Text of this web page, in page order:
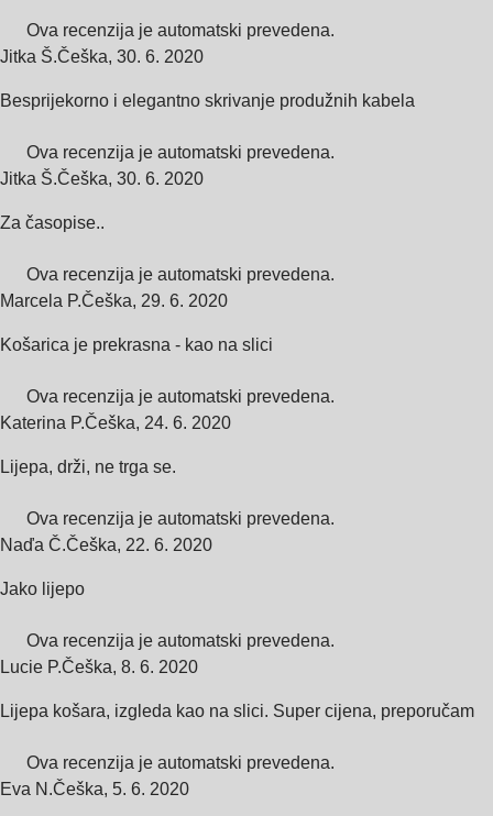
Ova recenzija je automatski prevedena.
Jitka Š.Češka, 30. 6. 2020
Besprijekorno i elegantno skrivanje produžnih kabela
Ova recenzija je automatski prevedena.
Jitka Š.Češka, 30. 6. 2020
Za časopise..
Ova recenzija je automatski prevedena.
Marcela P.Češka, 29. 6. 2020
Košarica je prekrasna - kao na slici
Ova recenzija je automatski prevedena.
Katerina P.Češka, 24. 6. 2020
Lijepa, drži, ne trga se.
Ova recenzija je automatski prevedena.
Naďa Č.Češka, 22. 6. 2020
Jako lijepo
Ova recenzija je automatski prevedena.
Lucie P.Češka, 8. 6. 2020
Lijepa košara, izgleda kao na slici. Super cijena, preporučam
Ova recenzija je automatski prevedena.
Eva N.Češka, 5. 6. 2020